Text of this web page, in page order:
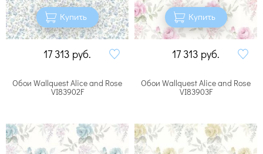
Купить
17 313 руб.
Купить
17 313 руб.
Обои Wallquest Alice and Rose
VI83902F
Обои Wallquest Alice and Rose
VI83903F